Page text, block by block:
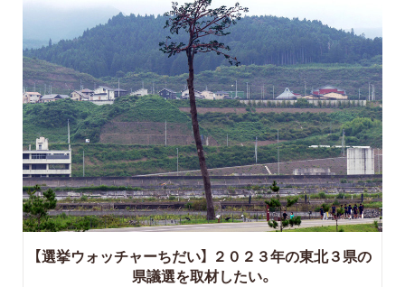
【選挙ウォッチャーちだい】 ２０２３年の東北３県の
県議選を取材したい。